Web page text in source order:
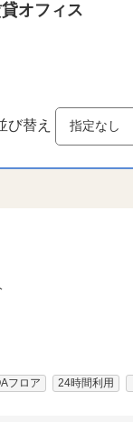
オフィス
び替え
フロア 24時間利用